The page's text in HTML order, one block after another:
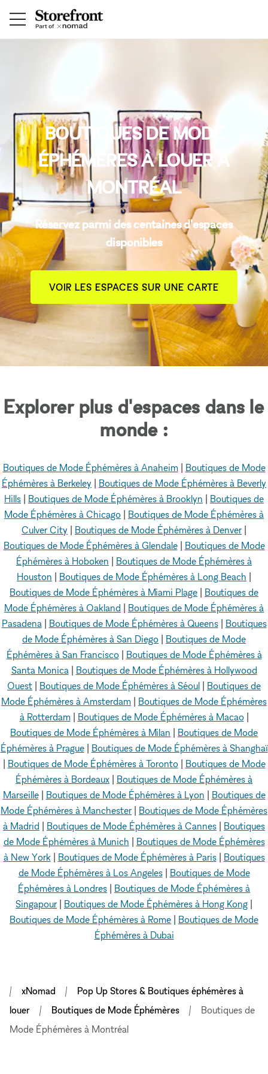
BOUTIQUES DE MODE
ÉPHÉMÈRES À LOUER À
MONTRÉAL
Réservez parmi des centaines d'espaces
disponibles
VOIR LES ESPACES SUR UNE CARTE
Explorer plus d'espaces dans le
monde :
Boutiques de Mode Éphémères à Anaheim| Boutiques de Mode
Éphémères à Berkeley
Boutiques de Mode Éphémères à Beverly
Hills
Boutiques de Mode Éphémères à Brooklyn
Boutiques de
Mode Éphémères à Chicago
Boutiques de Mode Éphémères à
Culver City
Boutiques de Mode Éphémères à Denver
Boutiques de Mode Éphémères à Glendale| Boutiques de Mode
Éphémères à Hoboken
Boutiques de Mode Éphémères à
Houston
Boutiques de Mode Éphémères à Long Beach
Boutiques de Mode Éphémères à Miami Plage
Boutiques de
Mode Éphémères à Oakland
Boutiques de Mode Éphémères à
Pasadena| Boutiques de Mode Éphémères à Queens| Boutiques
de Mode Éphémères à San Diego
Boutiques de Mode
Éphémères à San Francisco| Boutiques de Mode Éphémères à
Santa Monica| Boutiques de Mode Éphémères à Hollywood
Ouest
Boutiques de Mode Éphémères à Séoul
Boutiques de
Mode Éphémères à Amsterdam
Boutiques de Mode Éphémères
à Rotterdam| Boutiques de Mode Éphémères à Macao|
Boutiques de Mode Éphémères à Milan
Boutiques de Mode
Éphémères à Prague| Boutiques de Mode Éphémères à Shanghaï
Boutiques de Mode Éphémères à Toronto| Boutiques de Mode
Éphémères à Bordeaux
Boutiques de Mode Éphémères à
Marseille| Boutiques de Mode Éphémères à Lyon
Boutiques de
Mode Éphémères à Manchester
Boutiques de Mode Éphémères
à Madrid
Boutiques de Mode Éphémères à Cannes
Boutiques
de Mode Éphémères à Munich
Boutiques de Mode Éphémères
à New York| Boutiques de Mode Éphémères à Paris| Boutiques
de Mode Éphémères à Los Angeles| Boutiques de Mode
Éphémères à Londres
Boutiques de Mode Éphémères à
Singapour
Boutiques de Mode Éphémères à Hong Kong
Boutiques de Mode Éphémères à Rome
Boutiques de Mode
Éphémères à Dubai
xNomad
Pop Up Stores & Boutiques éphémères à
louer
Boutiques de Mode Éphémères
Boutiques de
Mode Éphémères à Montréal